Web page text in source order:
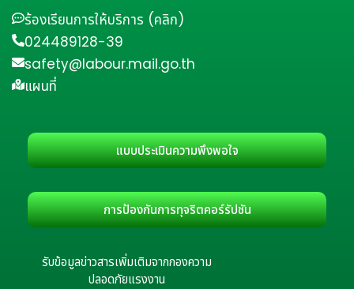
ร้องเรียนการให้บริการ (คลิก)
024489128-39
safety@labour.mail.go.th
แผนที่
แบบประเมินความพึงพอใจ
การป้องกันการทุจริตคอร์รัปชัน
รับข้อมูลข่าวสารเพิ่มเติมจากกองความ
ปลอดภัยแรงงาน